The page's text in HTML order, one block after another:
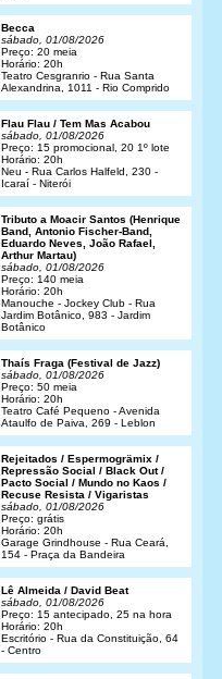
Becca
sábado, 01/08/2026
Preço: 20 meia
Horário: 20h
Teatro Cesgranrio - Rua Santa
Alexandrina, 1011 - Rio Comprido
Flau Flau / Tem Mas Acabou
sábado, 01/08/2026
Preço: 15 promocional, 20 1º lote
Horário: 20h
Neu - Rua Carlos Halfeld, 230 -
Icaraí - Niterói
Tributo a Moacir Santos (Henrique
Band, Antonio Fischer-Band,
Eduardo Neves, João Rafael,
Arthur Martau)
sábado, 01/08/2026
Preço: 140 meia
Horário: 20h
Manouche - Jockey Club - Rua
Jardim Botânico, 983 - Jardim
Botânico
Thaís Fraga (Festival de Jazz)
sábado, 01/08/2026
Preço: 50 meia
Horário: 20h
Teatro Café Pequeno - Avenida
Ataulfo de Paiva, 269 - Leblon
Rejeitados / Espermogrämix /
Repressão Social / Black Out /
Pacto Social / Mundo no Kaos /
Recuse Resista / Vigaristas
sábado, 01/08/2026
Preço: grátis
Horário: 20h
Garage Grindhouse - Rua Ceará,
154 - Praça da Bandeira
Lê Almeida / David Beat
sábado, 01/08/2026
Preço: 15 antecipado, 25 na hora
Horário: 20h
Escritório - Rua da Constituição, 64
- Centro